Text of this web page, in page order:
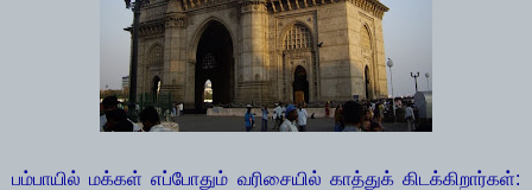
பம்பாயில் மக்கள் எப்போதும் வரிசையில் காத்துக் கிடக்கிறார்கள்: